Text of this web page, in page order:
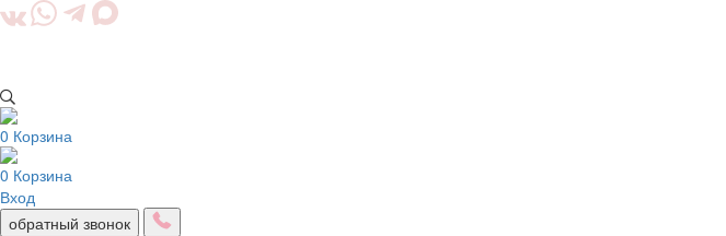
0 Корзина
0 Корзина
Вход
обратный звонок